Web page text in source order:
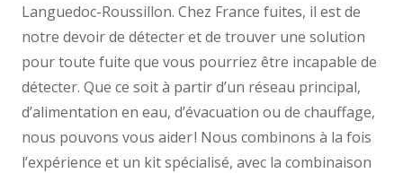
Languedoc-Roussillon. Chez France fuites, il est de
notre devoir de détecter et de trouver une solution
pour toute fuite que vous pourriez être incapable de
détecter. Que ce soit à partir d’un réseau principal,
d’alimentation en eau, d’évacuation ou de chauffage,
nous pouvons vous aider ! Nous combinons à la fois
l’expérience et un kit spécialisé, avec la combinaison